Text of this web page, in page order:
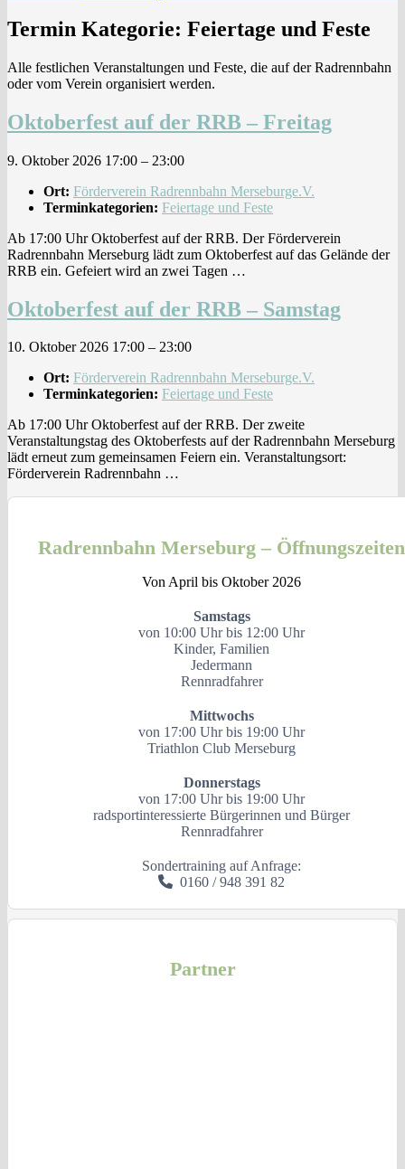
Termin Kategorie: Feiertage und Feste
Alle festlichen Veranstaltungen und Feste, die auf der Radrennbahn
oder vom Verein organisiert werden.
Oktoberfest auf der RRB – Freitag
9. Oktober 2026 17:00 – 23:00
Ort: Förderverein Radrennbahn Merseburge.V.
Terminkategorien: Feiertage und Feste
Ab 17:00 Uhr Oktoberfest auf der RRB. Der Förderverein
Radrennbahn Merseburg lädt zum Oktoberfest auf das Gelände der
RRB ein. Gefeiert wird an zwei Tagen …
Oktoberfest auf der RRB – Samstag
10. Oktober 2026 17:00 – 23:00
Ort: Förderverein Radrennbahn Merseburge.V.
Terminkategorien: Feiertage und Feste
Ab 17:00 Uhr Oktoberfest auf der RRB. Der zweite
Veranstaltungstag des Oktoberfests auf der Radrennbahn Merseburg
lädt erneut zum gemeinsamen Feiern ein. Veranstaltungsort:
Förderverein Radrennbahn …
Radrennbahn Merseburg – Öffnungszeiten
Von April bis Oktober 2026
Samstags
von 10:00 Uhr bis 12:00 Uhr
Kinder, Familien
Jedermann
Rennradfahrer
Mittwochs
von 17:00 Uhr bis 19:00 Uhr
Triathlon Club Merseburg
Donnerstags
von 17:00 Uhr bis 19:00 Uhr
radsportinteressierte Bürgerinnen und Bürger
Rennradfahrer
Sondertraining auf Anfrage:
0160 / 948 391 82
Partner